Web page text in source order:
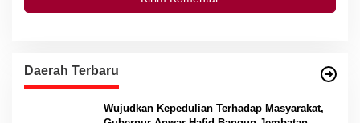
Daerah Terbaru
Wujudkan Kepedulian Terhadap Masyarakat,